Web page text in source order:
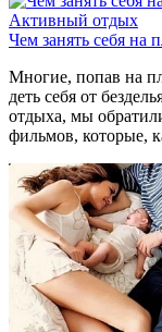
Активный отдых
Чем занять себя на
Многие, попав на
деть себя от
отдыха, мы
фильмов, которые,